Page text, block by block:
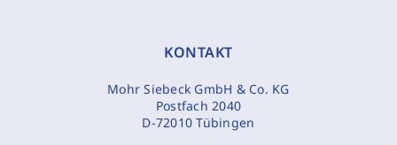
KONTAKT
Mohr Siebeck GmbH & Co. KG
Postfach 2040
D-72010 Tübingen